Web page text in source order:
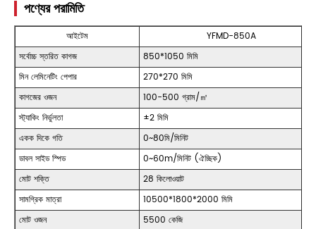
পণ্যের পরামিতি
আইটেম
YFMD-850A
সর্বোচ্চ স্তরিত কাগজ
850*1050 মিমি
মিন লেমিনেটিং পেপার
270*270 মিমি
কাগজের ওজন
100-500 গ্রাম/㎡
স্ট্যাকিং নির্ভুলতা
±2 মিমি
একক দিকে গতি
0~80মি/মিনিট
ডাবল সাইড স্পিড
0~60m/মিনিট (ঐচ্ছিক)
মোট শক্তি
28 কিলোওয়াট
সামগ্রিক মাত্রা
10500*1800*2000 মিমি
মোট ওজন
5500 কেজি